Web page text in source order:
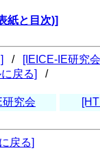
紙と目次)]
/
[IEICE-IE研究
戻る] /
研究会
戻る]